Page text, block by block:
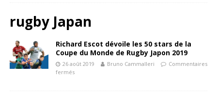
rugby Japan
Richard Escot dévoile les 50 stars de la
Coupe du Monde de Rugby Japon 2019
26 août 2019 Bruno Cammalleri
Commentaires
fermés